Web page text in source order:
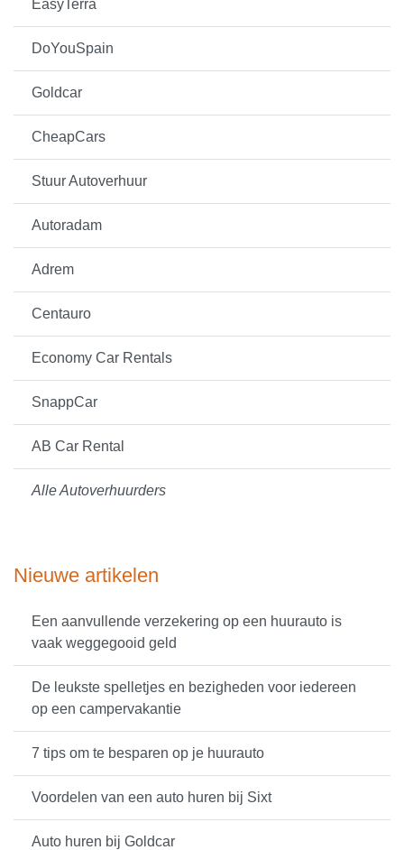
EasyTerra
DoYouSpain
Goldcar
CheapCars
Stuur Autoverhuur
Autoradam
Adrem
Centauro
Economy Car Rentals
SnappCar
AB Car Rental
Alle Autoverhuurders
Nieuwe artikelen
Een aanvullende verzekering op een huurauto is
vaak weggegooid geld
De leukste spelletjes en bezigheden voor iedereen
op een campervakantie
7 tips om te besparen op je huurauto
Voordelen van een auto huren bij Sixt
Auto huren bij Goldcar